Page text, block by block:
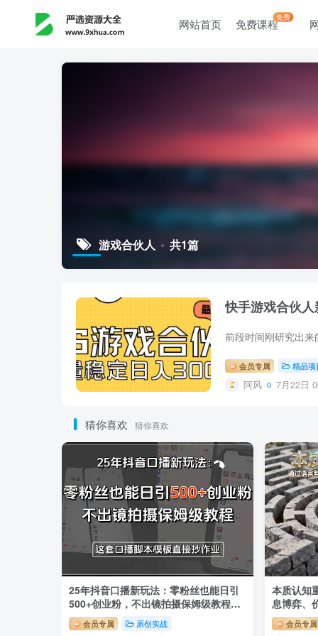
网站首页 免费课程免费
游戏合伙人 共1篇
快手游戏合伙
会员专属 精品项
阿风 7月22日
猜你喜欢 猜你喜欢
25年抖音口播新玩法：零粉丝也能日引
500+创业粉，不出镜拍摄保姆级教程…
会员专属 原创实战
本质认知
息博弈、
会员专属